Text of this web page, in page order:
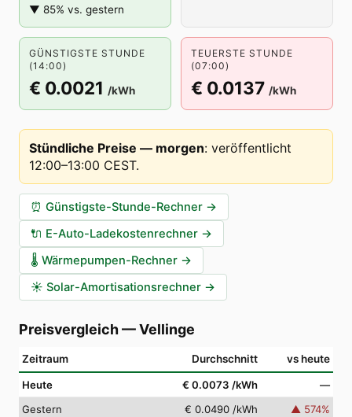
▼ 85% vs. gestern
GÜNSTIGSTE STUNDE
(14:00)
€ 0.0021 /kWh
TEUERSTE STUNDE
(07:00)
€ 0.0137 /kWh
Stündliche Preise — morgen: veröffentlicht
12:00–13:00 CEST.
⏰ Günstigste-Stunde-Rechner →
🔌 E-Auto-Ladekostenrechner →
🌡️ Wärmepumpen-Rechner →
☀️ Solar-Amortisationsrechner →
Preisvergleich—Vellinge
Zeitraum Durchschnitt vs heute
Heute € 0.0073 /kWh
—
Gestern
€ 0.0490 /kWh ▲ 574%